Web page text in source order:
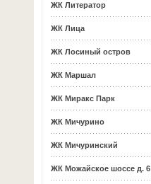
ЖК Литератор
ЖК Лица
ЖК Лосиный остров
ЖК Маршал
ЖК Миракс Парк
ЖК Мичурино
ЖК Мичуринский
ЖК Можайское шоссе д. 6